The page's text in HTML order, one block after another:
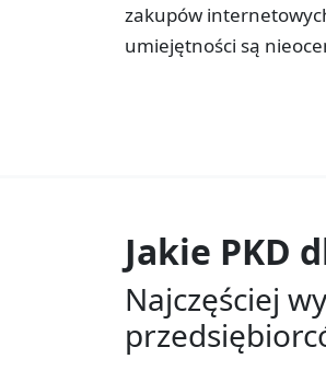
zakupów
umiejętności są
Jakie PKD
Najczęściej